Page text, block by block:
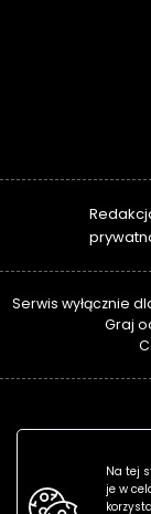
Serwis wyłącznie
Graj
Na tej
je w